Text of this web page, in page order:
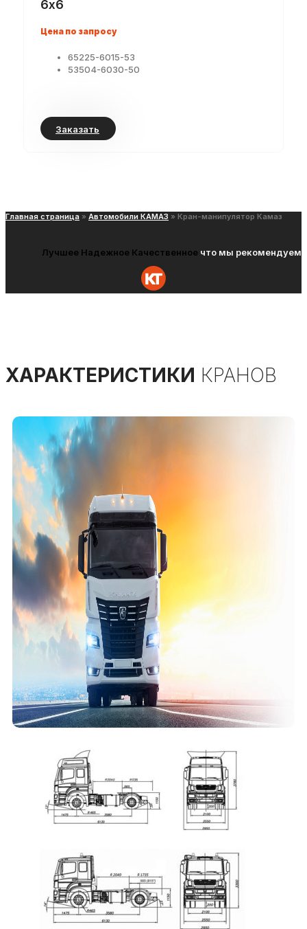
6х6
Цена по запросу
65225-6015-53
53504-6030-50
Заказать
Главная страница » Автомобили КАМАЗ » Кран-манипулятор Камаз
Лучшее Надежное Качественное что мы рекомендуем
ХАРАКТЕРИСТИКИ КРАНОВ